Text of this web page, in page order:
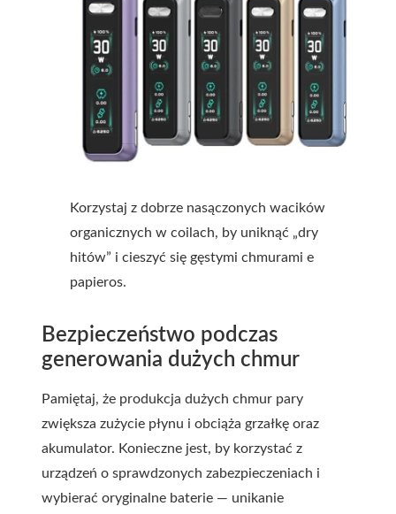
Korzystaj z dobrze nasączonych wacików
organicznych w coilach, by uniknąć „dry
hitów” i cieszyć się gęstymi chmurami e
papieros.
Bezpieczeństwo podczas
generowania dużych chmur
Pamiętaj, że produkcja dużych chmur pary
zwiększa zużycie płynu i obciąża grzałkę oraz
akumulator. Konieczne jest, by korzystać z
urządzeń o sprawdzonych zabezpieczeniach i
wybierać oryginalne baterie — unikanie